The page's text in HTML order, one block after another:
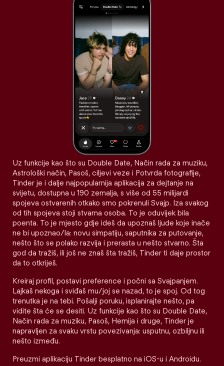
Uz funkcije kao što su Double Date, Način rada za muziku,
Astrološki način, Pasoš, ciljevi veze i Potvrda fotografije,
Tinder je i dalje najpopularnija aplikacija za dejtanje na
svijetu, dostupna u 190 zemalja, s više od 55 milijardi
spojeva ostvarenih otkako smo pokrenuli Svajp. Iza svakog
od tih spojeva stoji stvarna osoba. To je oduvijek bila
poenta. To je mjesto gdje ideš da upoznaš ljude koje inače
ne bi upoznao/la: novu simpatiju, saputnika za putovanje,
nešto što se polako razvija i prerasta u nešto stvarno. Šta
god da tražiš, ili još ne znaš šta tražiš, Tinder ti daje prostor
da to otkriješ.
Kreiraj profil, postavi preference i počni sa Svajpanjem.
Lajkaš nekoga i sviđaš mu/joj se nazad, to je spoj. Od tog
trenutka je na tebi. Pošalji poruku, isplanirajte nešto, pa
vidite šta će se desiti. Uz funkcije kao što su Double Date,
Način rada za muziku, Pasoš, Hemija i druge, Tinder je
napravljen za svaku vrstu povezivanja: usputnu, ozbiljnu ili
nešto između.
Preuzmi aplikaciju Tinder besplatno na iOS-u i Androidu.